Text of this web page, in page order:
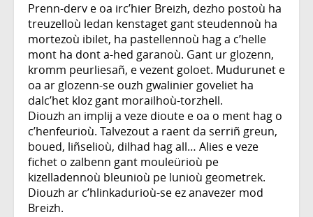
Prenn-derv e oa irc’hier Breizh, dezho postoù ha
treuzelloù ledan kenstaget gant steudennoù ha
mortezoù ibilet, ha pastellennoù hag a c’helle
mont ha dont a-hed garanoù. Gant ur glozenn,
kromm peurliesañ, e vezent goloet. Mudurunet e
oa ar glozenn-se ouzh gwalinier goveliet ha
dalc’het kloz gant morailhoù-torzhell.
Diouzh an implij a veze dioute e oa o ment hag o
c’henfeurioù. Talvezout a raent da serriñ greun,
boued, liñselioù, dilhad hag all… Alies e veze
fichet o zalbenn gant mouleürioù pe
kizelladennoù bleunioù pe lunioù geometrek.
Diouzh ar c’hlinkadurioù-se ez anavezer mod
Breizh.